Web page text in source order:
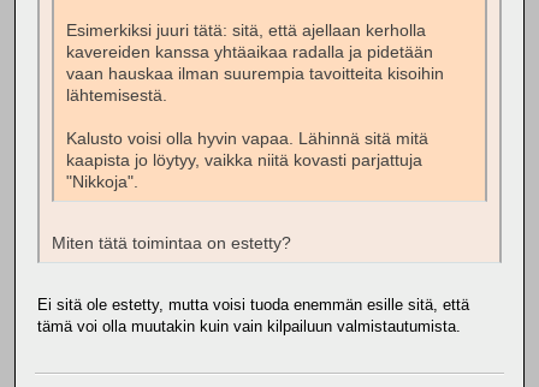
Esimerkiksi juuri tätä: sitä, että ajellaan kerholla
kavereiden kanssa yhtäaikaa radalla ja pidetään
vaan hauskaa ilman suurempia tavoitteita kisoihin
lähtemisestä.
Kalusto voisi olla hyvin vapaa. Lähinnä sitä mitä
kaapista jo löytyy, vaikka niitä kovasti parjattuja
"Nikkoja".
Miten tätä toimintaa on estetty?
Ei sitä ole estetty, mutta voisi tuoda enemmän esille sitä, että
tämä voi olla muutakin kuin vain kilpailuun valmistautumista.